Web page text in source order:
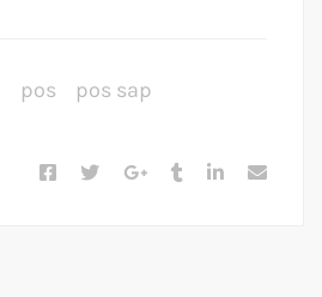
pos
pos sap